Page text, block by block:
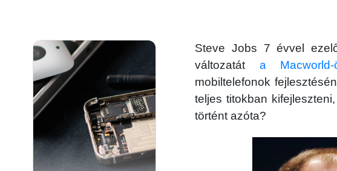
Steve Jobs 7 évvel
változatát a Macworld-
mobiltelefonok
teljes titokban
történt azóta?